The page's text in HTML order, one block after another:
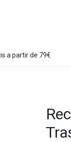
a partir de 79€